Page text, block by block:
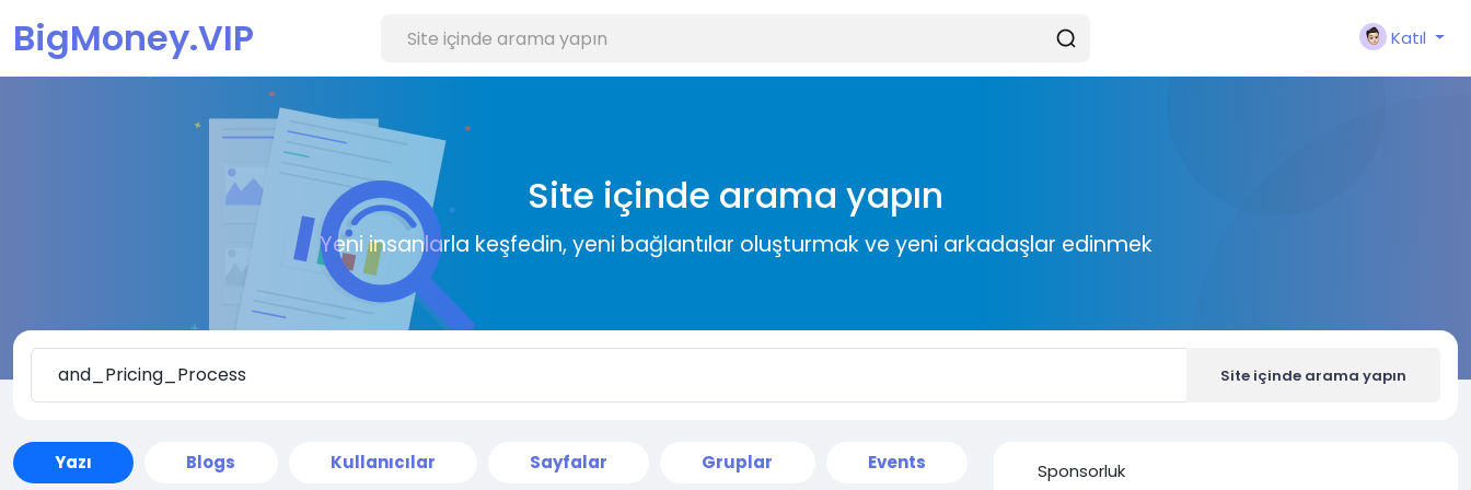
BigMoney.VIP Katıl
Site içinde arama yapın
Yeni insanlarla keşfedin, yeni bağlantılar oluşturmak ve yeni arkadaşlar edinmek
Site içinde arama yapın
Yazı Blogs Kullanıcılar Sayfalar Gruplar Events Sponsorluk